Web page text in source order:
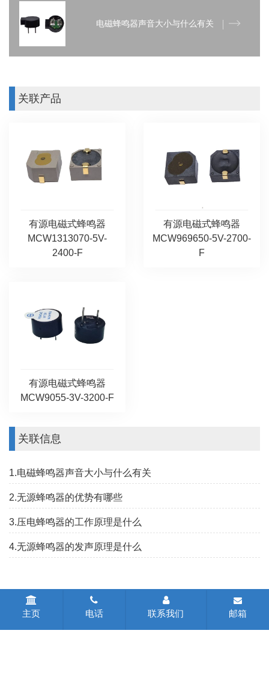
电磁蜂鸣器声音大小与什么有关
关联产品
有源电磁式蜂鸣器
MCW1313070-5V-
2400-F
有源电磁式蜂鸣器
MCW969650-5V-2700-
F
有源电磁式蜂鸣器
MCW9055-3V-3200-F
关联信息
1.电磁蜂鸣器声音大小与什么有关
2.无源蜂鸣器的优势有哪些
3.压电蜂鸣器的工作原理是什么
4.无源蜂鸣器的发声原理是什么
主页 电话 联系我们 邮箱